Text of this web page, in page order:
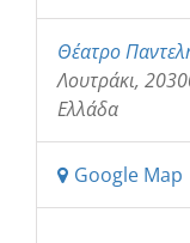
Θέατρο
Λουτράκι,
Ελλάδα
Google Map